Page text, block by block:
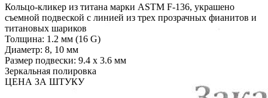
Кольцо-кликер из титана марки ASTM F-136, украшено
съемной подвеской с линией из трех прозрачных фианитов и
титановых шариков
Толщина: 1.2 мм (16 G)
Диаметр: 8, 10 мм
Размер подвески: 9.4 х 3.6 мм
Зеркальная полировка
ЦЕНА ЗА ШТУКУ